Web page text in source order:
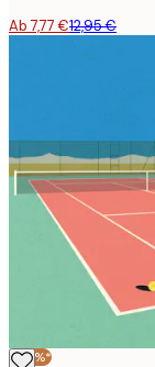
Ab 7,77 €12,95 €
-40%*